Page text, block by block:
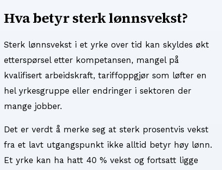
Hva betyr sterk lønnsvekst?
Sterk lønnsvekst i et yrke over tid kan skyldes økt
etterspørsel etter kompetansen, mangel på
kvalifisert arbeidskraft, tariffoppgjør som løfter en
hel yrkesgruppe eller endringer i sektoren der
mange jobber.
Det er verdt å merke seg at sterk prosentvis vekst
fra et lavt utgangspunkt ikke alltid betyr høy lønn.
Et yrke kan ha hatt 40 % vekst og fortsatt ligge